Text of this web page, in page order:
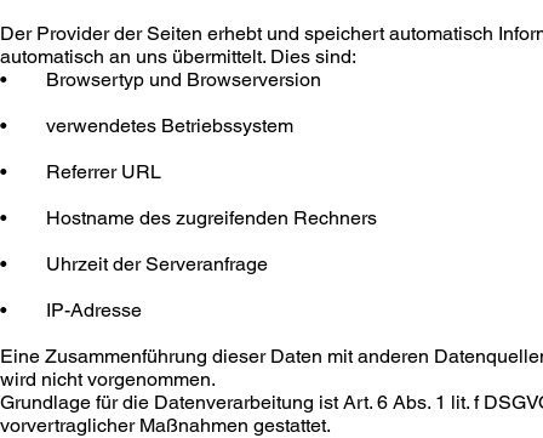
Der Provider der Seiten erhebt und speichert automatisch
automatisch an uns übermittelt. Dies sind:
• Browsertyp und Browserversion
• verwendetes Betriebssystem
• Referrer URL
• Hostname des zugreifenden Rechners
• Uhrzeit der Serveranfrage
• IP-Adresse
Eine Zusammenführung dieser Daten mit anderen
wird nicht vorgenommen.
Grundlage für die Datenverarbeitung ist Art. 6 Abs. 1 lit. f
vorvertraglicher Maßnahmen gestattet.